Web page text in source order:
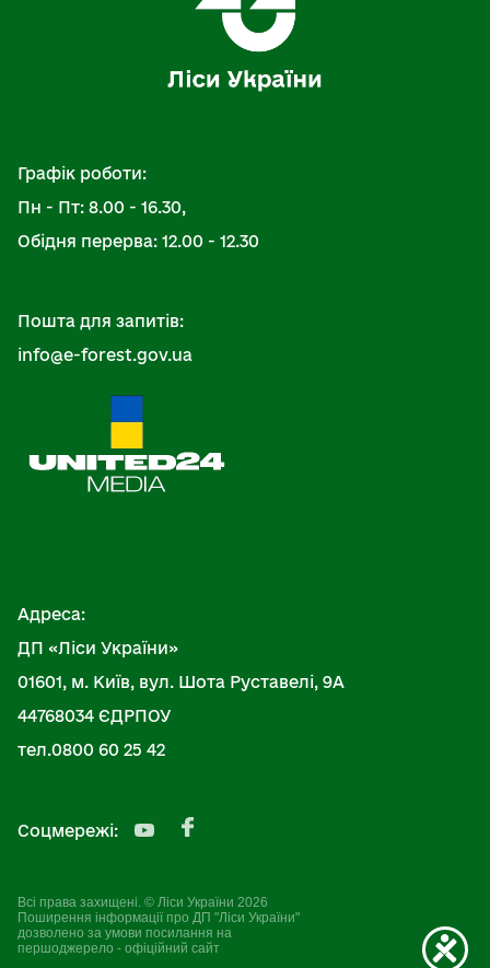
Графік роботи:
Пн - Пт: 8.00 - 16.30,
Обідня перерва: 12.00 - 12.30
Пошта для запитів:
info@e-forest.gov.ua
Адреса:
ДП «Ліси України»
01601, м. Київ, вул. Шота Руставелі, 9А
44768034 ЄДРПОУ
тел.0800 60 25 42
Всі права захищені. © Ліси України 2026
Поширення інформації про ДП "Ліси України"
дозволено за умови посилання на
першоджерело - офіційний сайт
Соцмережі: